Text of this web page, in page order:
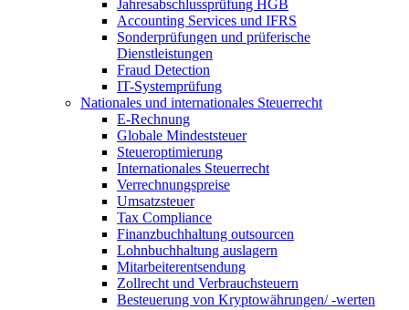
Jahresabschlussprüfung HGB
Accounting Services und IFRS
Sonderprüfungen und prüferische
Dienstleistungen
Fraud Detection
IT-Systemprüfung
Nationales und internationales Steuerrecht
E-Rechnung
Globale Mindeststeuer
Steueroptimierung
Internationales Steuerrecht
Verrechnungspreise
Umsatzsteuer
Tax Compliance
Finanzbuchhaltung outsourcen
Lohnbuchhaltung auslagern
Mitarbeiterentsendung
Zollrecht und Verbrauchsteuern
Besteuerung von Kryptowährungen/ -werten